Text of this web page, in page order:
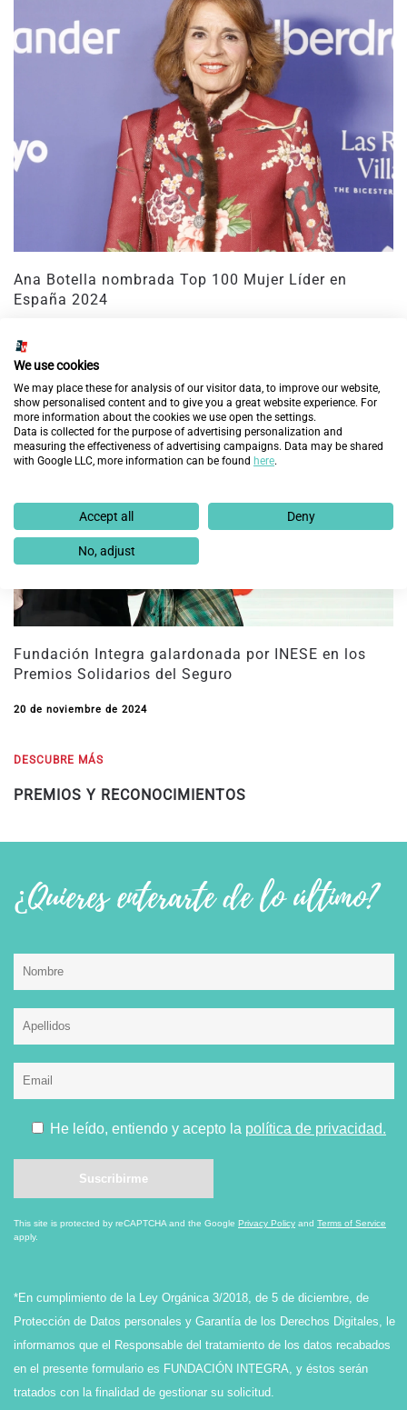
Ana Botella nombrada Top 100 Mujer Líder en
España 2024
Fundación Integra galardonada por INESE en los
Premios Solidarios del Seguro
20 de noviembre de 2024
DESCUBRE MÁS
PREMIOS Y RECONOCIMIENTOS
¿Quieres enterarte de lo último?
He leído, entiendo y acepto la política de privacidad.
This site is protected by reCAPTCHA and the Google Privacy Policy and Terms of Service
apply.
*En cumplimiento de la Ley Orgánica 3/2018, de 5 de diciembre, de
Protección de Datos personales y Garantía de los Derechos Digitales, le
informamos que el Responsable del tratamiento de los datos recabados
en el presente formulario es FUNDACIÓN INTEGRA, y éstos serán
tratados con la finalidad de gestionar su solicitud.
We use cookies
We may place these for analysis of our visitor data, to improve our website,
show personalised content and to give you a great website experience. For
more information about the cookies we use open the settings.
Data is collected for the purpose of advertising personalization and
measuring the effectiveness of advertising campaigns. Data may be shared
with Google LLC, more information can be found here.
Accept all Deny
No, adjust